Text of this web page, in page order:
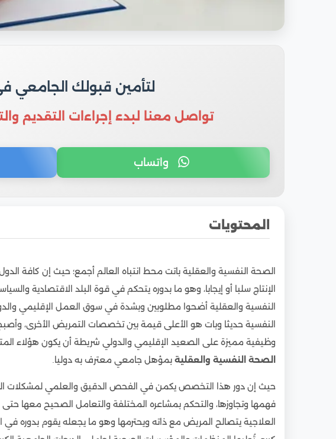
لتأمين قبولك الجامعي
تواصل معنا لبدء إجراءات التقديم
واتساب
المحتويات
1.1
شهادة جامعية معترف بها دوليا وإقليميا
1.2
الاستراتيجية التعليمية المعترف بها دوليا وإقليميا
دراسة خالية من أي صعوبات أو تحديات
2
تكاليف دراسة ماجستير تمريض الصحة النفسية والعقلية في مصر
3
مدة ونظام دراسة البرنامج
شروط دراسة ماجستير تمريض الصحة النفسية والعقلية في مصر
الصحة النفسية والعقلية باتت محط انتباه العالم أجمع؛ حيث إن كافة
الإنتاج سلبا أو إيجابا، وهو ما بدوره يتحكم في قوة البلد الاقتصادية
النفسية والعقلية أضحوا مطلوبين وبشدة في سوق العمل الإقليمي
النفسية حديثا وبات هو الأعلى قيمة بين تخصصات التمريض الأخرى،
وظيفية مميزة على الصعيد الإقليمي والدولي شريطة أن يكون هؤلاء
الصحة النفسية والعقلية بمؤهل جامعي معترف به دوليا.
حيث إن دور هذا التخصص يكمن في الفحص الدقيق والعلمي لمشكلات
فهمها وتجاوزها، والتحكم بمشاعره المختلفة والتعامل الصحيح معها
العلاجية يتصالح المريض مع ذاته ويحترمها وهو ما يجعله يقوم